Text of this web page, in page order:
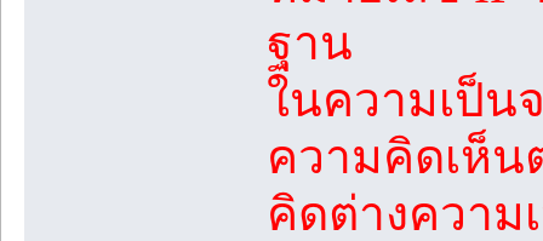
ฐาน
ในความเป็น
ความคิดเห็
คิดต่างความ